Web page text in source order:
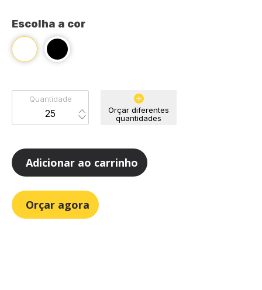
Escolha a cor
Quantidade
Orçar diferentes
quantidades
Adicionar ao carrinho
Orçar agora